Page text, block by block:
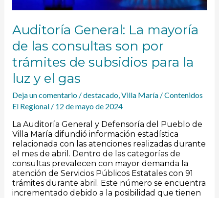
Auditoría General: La mayoría
de las consultas son por
trámites de subsidios para la
luz y el gas
Deja un comentario /destacado,Villa María/Contenidos
El Regional / 12 de mayo de 2024
La Auditoría General y Defensoría del Pueblo de
Villa María difundió información estadística
relacionada con las atenciones realizadas durante
el mes de abril. Dentro de las categorías de
consultas prevalecen con mayor demanda la
atención de Servicios Públicos Estatales con 91
trámites durante abril. Este número se encuentra
incrementado debido a la posibilidad que tienen
subsidios
la
luz
y
el
gas